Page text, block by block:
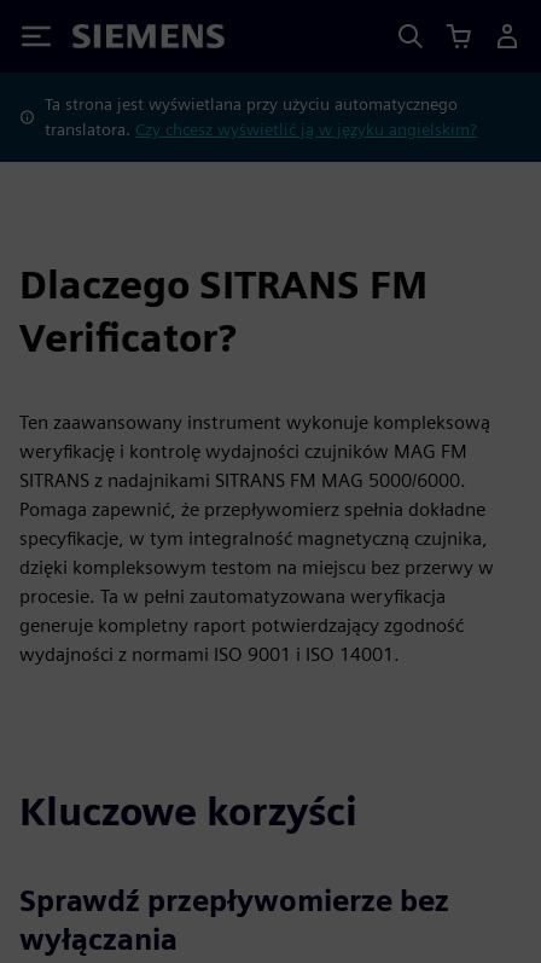
Siemens
Ta strona jest wyświetlana przy użyciu automatycznego
translatora. Czy chcesz wyświetlić ją w języku angielskim?
Dlaczego SITRANS FM
Verificator?
Ten zaawansowany instrument wykonuje kompleksową
weryfikację i kontrolę wydajności czujników MAG FM
SITRANS z nadajnikami SITRANS FM MAG 5000/6000.
Pomaga zapewnić, że przepływomierz spełnia dokładne
specyfikacje, w tym integralność magnetyczną czujnika,
dzięki kompleksowym testom na miejscu bez przerwy w
procesie. Ta w pełni zautomatyzowana weryfikacja
generuje kompletny raport potwierdzający zgodność
wydajności z normami ISO 9001 i ISO 14001.
Kluczowe korzyści
Sprawdź przepływomierze bez
wyłączania